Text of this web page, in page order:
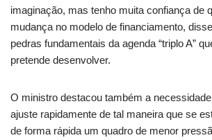
imaginação, mas tenho muita confiança de
mudança no modelo de financiamento,
pedras fundamentais da agenda “triplo A”
pretende desenvolver.
O ministro destacou também a
ajuste rapidamente de tal maneira que se
de forma rápida um quadro de menor